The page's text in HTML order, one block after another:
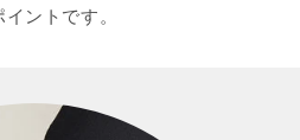
イントです。